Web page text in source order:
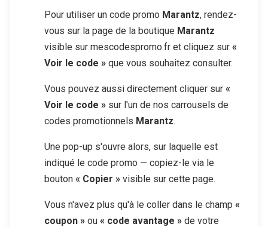
Pour utiliser un code promo Marantz, rendez-
vous sur la page de la boutique Marantz
visible sur mescodespromo.fr et cliquez sur «
Voir le code » que vous souhaitez consulter.
Vous pouvez aussi directement cliquer sur «
Voir le code » sur l'un de nos carrousels de
codes promotionnels Marantz.
Une pop-up s'ouvre alors, sur laquelle est
indiqué le code promo — copiez-le via le
bouton « Copier » visible sur cette page.
Vous n'avez plus qu'à le coller dans le champ «
coupon » ou « code avantage » de votre